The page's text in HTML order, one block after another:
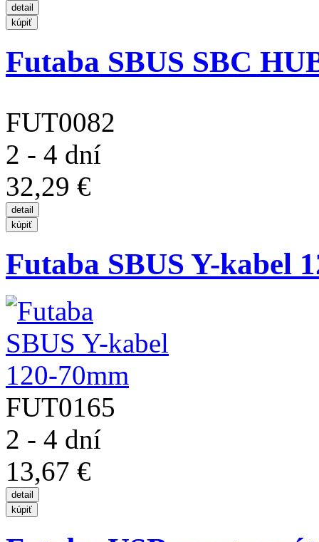
Futaba SBUS SBC
FUT0082
2 - 4 dní
32,29 €
Futaba SBUS Y-kabel
FUT0165
2 - 4 dní
13,67 €